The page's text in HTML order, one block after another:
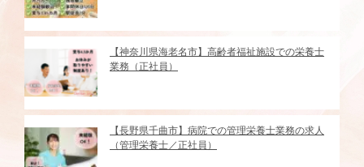
【神奈川県海老名市】高齢者福祉施設での栄養士
業務（正社員）
【長野県千曲市】病院での管理栄養士業務の求人
（管理栄養士／正社員）